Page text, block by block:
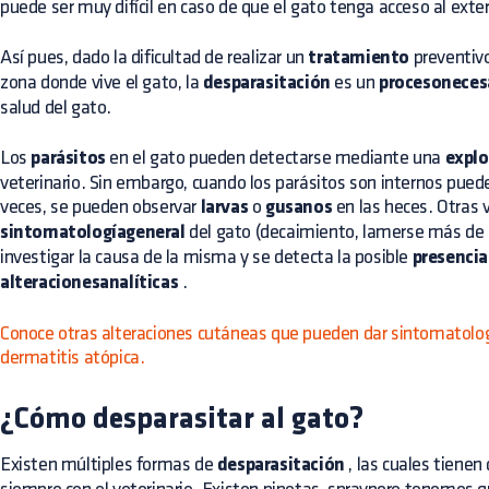
puede ser muy difícil en caso de que el gato tenga acceso al
Así pues, dado la dificultad de realizar un tratamiento
zona donde vive el gato, la desparasitación es un
salud del gato.
Los parásitos en el gato pueden detectarse mediante una
veterinario. Sin embargo, cuando los parásitos son internos
veces, se pueden observar larvas o gusanos en las heces. Otras
sintomatologíageneral del gato (decaimiento, lamerse más de
investigar la causa de la misma y se detecta la posible presencia
alteracionesanalíticas .
Conoce otras alteraciones cutáneas que pueden dar
dermatitis atópica.
¿Cómo desparasitar al gato?
Existen múltiples formas de desparasitación , las cuales tienen